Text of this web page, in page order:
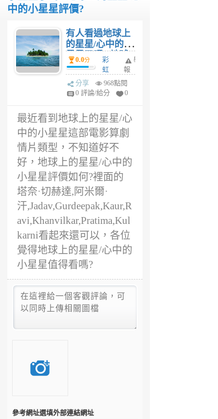
中的小星星評價?
有人看過地球上
的星星/心中的小
星星了嗎? 地球
上的星星/心中的
小星星評價?
0.0分
彩
虹
糖
6
舉
報
分享
968點閱
0 評論/給分
0
最近看到地球上的星星/心
中的小星星這部電影算劇
情片類型，不知道好不
好，地球上的星星/心中的
小星星評價如何?裡面的
塔奈·切赫達,阿米爾·
汗,Jadav,Gurdeepak,Kaur,R
avi,Khanvilkar,Pratima,Kul
karni看起來還可以，各位
覺得地球上的星星/心中的
小星星值得看嗎?
參考網址選填外部連結網址